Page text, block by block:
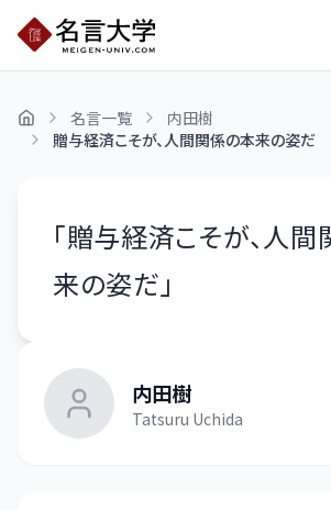
名言一覧
内田樹
贈与経済こそが、人間関係の本来の姿だ
「贈与経済こそが、人間
来の姿だ 」
内田樹
Tatsuru Uchida